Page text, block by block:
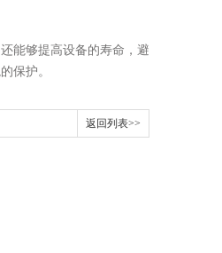
能够提高设备的寿命，避
保护。
返回列表>>